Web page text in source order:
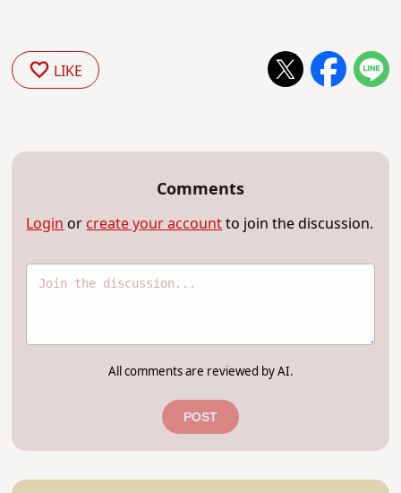
LIKE
Comments
Login or create your accountto join the discussion.
All comments are reviewed by AI.
POST